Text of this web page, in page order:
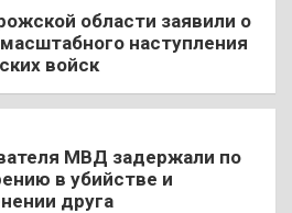
области заявили о
наступления
войск
МВД задержали по
в убийстве и
друга